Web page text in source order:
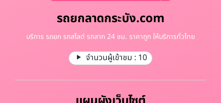
รถยกลาดกระบัง.com
บริการ รถยก รถสไลด์ รถลาก 24 ชม. ราคาถูก ให้บริการทั่วไทย
จำนวนผู้เข้าชม : 10